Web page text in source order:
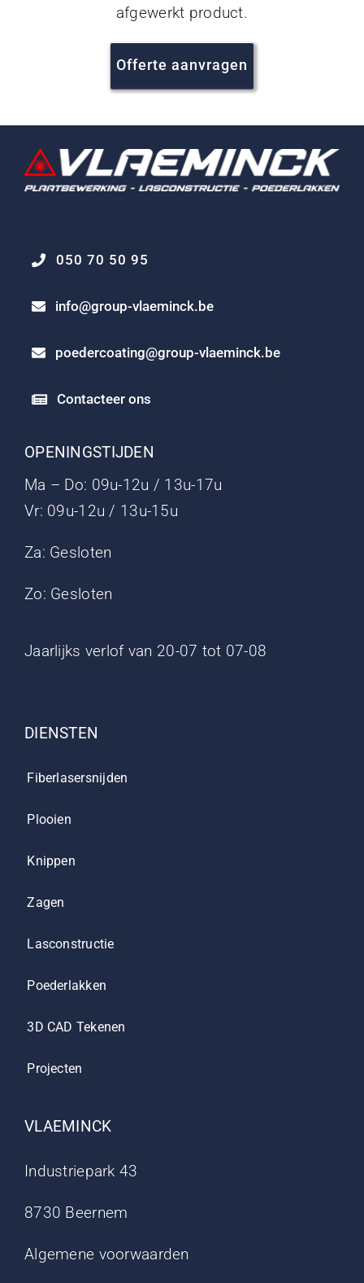
afgewerkt product.
Offerte aanvragen
050 70 50 95
info@group-vlaeminck.be
poedercoating@group-vlaeminck.be
Contacteer ons
OPENINGSTIJDEN
Ma – Do: 09u-12u / 13u-17u
Vr: 09u-12u / 13u-15u
Za: Gesloten
Zo: Gesloten
Jaarlijks verlof van 20-07 tot 07-08
DIENSTEN
Fiberlasersnijden
Plooien
Knippen
Zagen
Lasconstructie
Poederlakken
3D CAD Tekenen
Projecten
VLAEMINCK
Industriepark 43
8730 Beernem
Algemene voorwaarden